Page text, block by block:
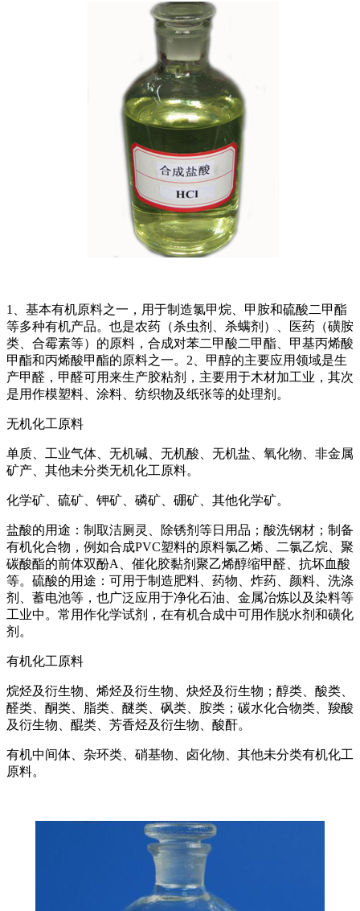
1、基本有机原料之一，用于制造氯甲烷、甲胺和硫酸二甲酯
等多种有机产品。也是农药（杀虫剂、杀螨剂）、医药（磺胺
类、合霉素等）的原料，合成对苯二甲酸二甲酯、甲基丙烯酸
甲酯和丙烯酸甲酯的原料之一。2、甲醇的主要应用领域是生
产甲醛，甲醛可用来生产胶粘剂，主要用于木材加工业，其次
是用作模塑料、涂料、纺织物及纸张等的处理剂。
无机化工原料
单质、工业气体、无机碱、无机酸、无机盐、氧化物、非金属
矿产、其他未分类无机化工原料。
化学矿、硫矿、钾矿、磷矿、硼矿、其他化学矿。
盐酸的用途：制取洁厕灵、除锈剂等日用品；酸洗钢材；制备
有机化合物，例如合成PVC塑料的原料氯乙烯、二氯乙烷、聚
碳酸酯的前体双酚A、催化胶黏剂聚乙烯醇缩甲醛、抗坏血酸
等。硫酸的用途：可用于制造肥料、药物、炸药、颜料、洗涤
剂、蓄电池等，也广泛应用于净化石油、金属冶炼以及染料等
工业中。常用作化学试剂，在有机合成中可用作脱水剂和磺化
剂。
有机化工原料
烷烃及衍生物、烯烃及衍生物、炔烃及衍生物；醇类、酸类、
醛类、酮类、脂类、醚类、砜类、胺类；碳水化合物类、羧酸
及衍生物、醌类、芳香烃及衍生物、酸酐。
有机中间体、杂环类、硝基物、卤化物、其他未分类有机化工
原料。